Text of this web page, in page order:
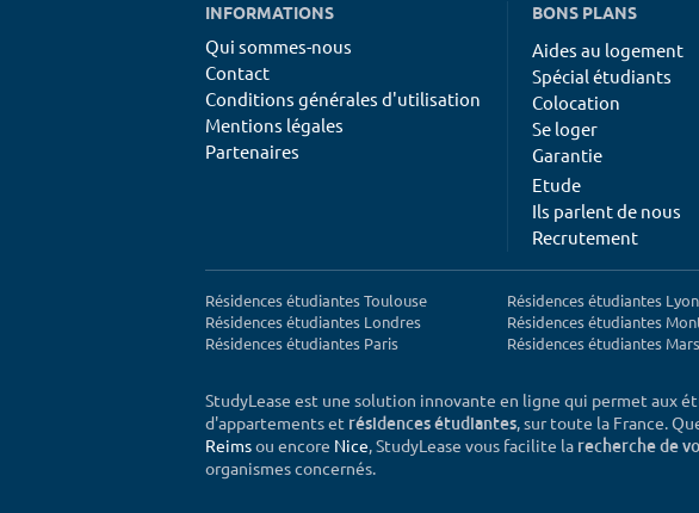
INFORMATIONS
Qui sommes-nous
Contact
Conditions générales d'utilisation
Mentions légales
Partenaires
BONS PLANS
Aides au logement
Spécial étudiants
Colocation
Se loger
Garantie
Etude
Ils parlent de nous
Recrutement
Résidences étudiantes Toulouse
Résidences étudiantes Londres
Résidences étudiantes Paris
Résidences étudiantes Lyon
Résidences étudiantes
Résidences étudiantes
StudyLease est une solution innovante en ligne qui permet aux
d'appartements et résidences étudiantes, sur toute la France.
Reimsou encore Nice, StudyLease vous facilite la recherche de
organismes concernés.